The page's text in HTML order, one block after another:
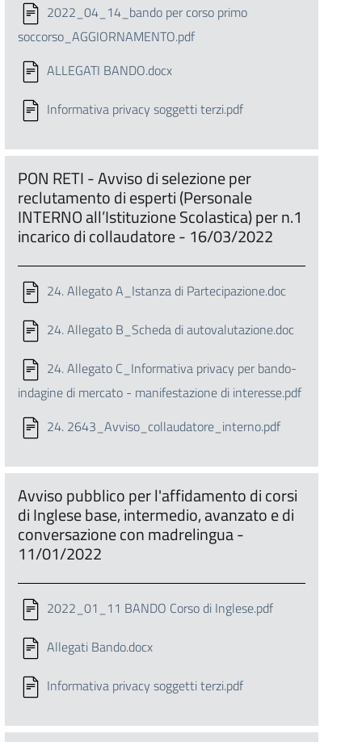
2022_04_14_bando per corso primo
soccorso_AGGIORNAMENTO.pdf
ALLEGATI BANDO.docx
Informativa privacy soggetti terzi.pdf
PON RETI - Avviso di selezione per
reclutamento di esperti (Personale
INTERNO all’Istituzione Scolastica) per n.1
incarico di collaudatore - 16/03/2022
24. Allegato A_Istanza di Partecipazione.doc
24. Allegato B_Scheda di autovalutazione.doc
24. Allegato C_Informativa privacy per bando-
indagine di mercato - manifestazione di interesse.pdf
24. 2643_Avviso_collaudatore_interno.pdf
Avviso pubblico per l'affidamento di corsi
di Inglese base, intermedio, avanzato e di
conversazione con madrelingua -
11/01/2022
2022_01_11 BANDO Corso di Inglese.pdf
Allegati Bando.docx
Informativa privacy soggetti terzi.pdf